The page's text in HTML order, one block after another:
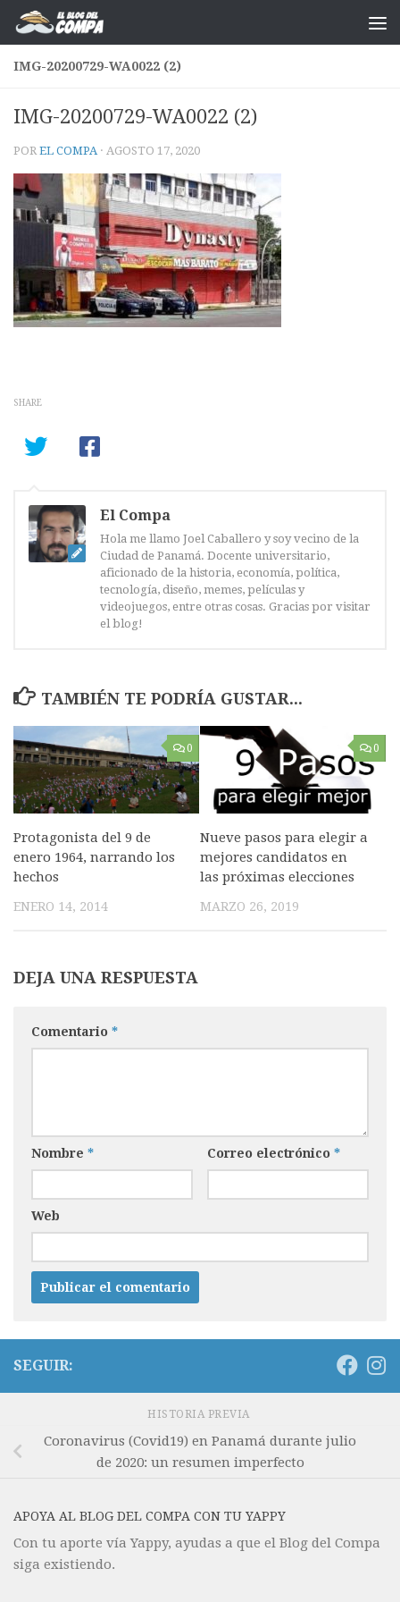
Saltar al contenido
IMG-20200729-WA0022 (2)
IMG-20200729-WA0022 (2)
POR EL COMPA · AGOSTO 17, 2020
SHARE
El Compa
Hola me llamo Joel Caballero y soy vecino de la
Ciudad de Panamá. Docente universitario,
aficionado de la historia, economía, política,
tecnología, diseño, memes, películas y
videojuegos, entre otras cosas. Gracias por visitar
el blog!
TAMBIÉN TE PODRÍA GUSTAR...
0
Protagonista del 9 de
enero 1964, narrando los
hechos
ENERO 14, 2014
0
Nueve pasos para elegir a
mejores candidatos en
las próximas elecciones
MARZO 26, 2019
DEJA UNA RESPUESTA
Comentario *
Nombre * Correo electrónico *
Web
SEGUIR:
HISTORIA PREVIA
Coronavirus (Covid19) en Panamá durante julio
de 2020: un resumen imperfecto
APOYA AL BLOG DEL COMPA CON TU YAPPY
Con tu aporte vía Yappy, ayudas a que el Blog del Compa
siga existiendo.